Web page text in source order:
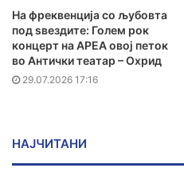
На фреквенција со љубовта
под ѕвездите: Голем рок
концерт на АРЕА овој петок
во Антички театар – Охрид
29.07.2026 17:16
НАЈЧИТАНИ